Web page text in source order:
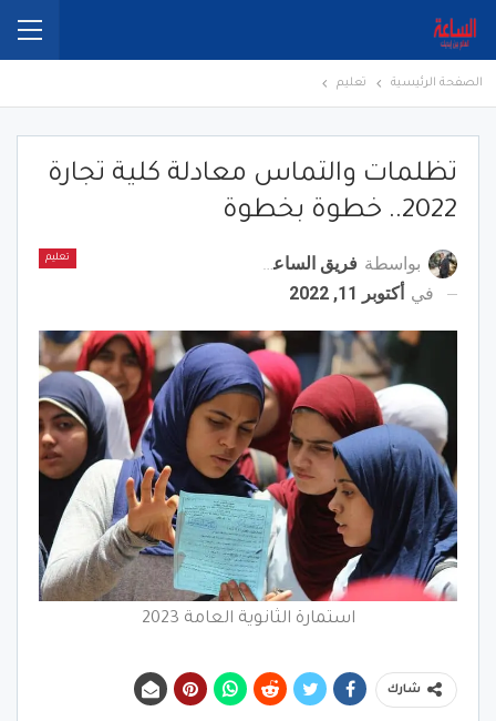
الصفحة الرئيسية تعليم
تظلمات والتماس معادلة كلية تجارة
2022.. خطوة بخطوة
تعليم بواسطة فريق الساعة برس
في أكتوبر 11, 2022
استمارة الثانوية العامة 2023
شارك